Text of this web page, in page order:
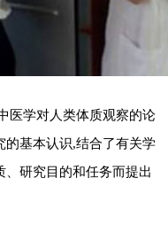
学对人类体质观察的论
的基本认识,结合了有关学
研究目的和任务而提出